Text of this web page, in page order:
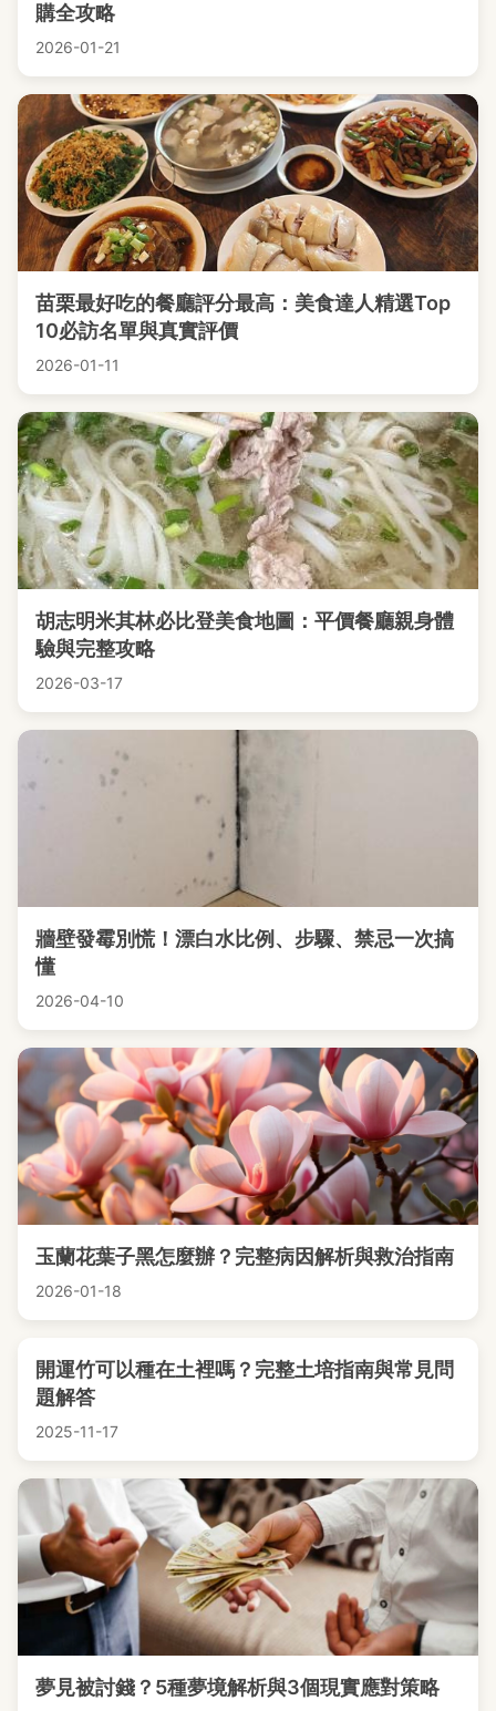
購全攻略
2026-01-21
苗栗最好吃的餐廳評分最高：美食達人精選Top
10必訪名單與真實評價
2026-01-11
胡志明米其林必比登美食地圖：平價餐廳親身體
驗與完整攻略
2026-03-17
牆壁發霉別慌！漂白水比例、步驟、禁忌一次搞
懂
2026-04-10
玉蘭花葉子黑怎麼辦？完整病因解析與救治指南
2026-01-18
開運竹可以種在土裡嗎？完整土培指南與常見問
題解答
2025-11-17
夢見被討錢？5種夢境解析與3個現實應對策略